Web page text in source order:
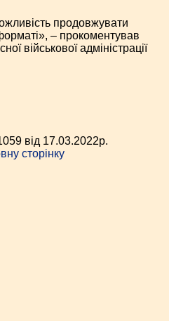
продовжувати
– прокоментував
військової адміністрації
від 17.03.2022p.
сторінку